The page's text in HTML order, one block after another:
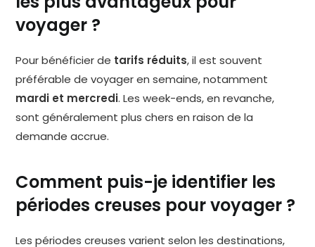
voyager ?
Pour bénéficier de tarifs réduits, il est souvent
préférable de voyager en semaine, notamment
mardi et mercredi. Les week-ends, en revanche,
sont généralement plus chers en raison de la
demande accrue.
Comment puis-je identifier les
périodes creuses pour voyager ?
Les périodes creuses varient selon les destinations,